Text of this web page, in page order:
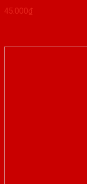
45.000₫